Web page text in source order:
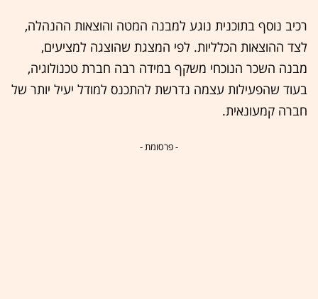
רכיב נוסף בתוכנית נוגע למבנה המטה והוצאות ההנהלה,
לצד ההוצאות הכלליות. לפי המצגת שהוצגה למציעים,
מבנה השכר הנוכחי משקף במידה רבה חברת טכנולוגיה,
בעוד שהפעילות עצמה נדרשת להתכנס למודל יעיל יותר של
חברה קמעונאית.
- פרסומת -